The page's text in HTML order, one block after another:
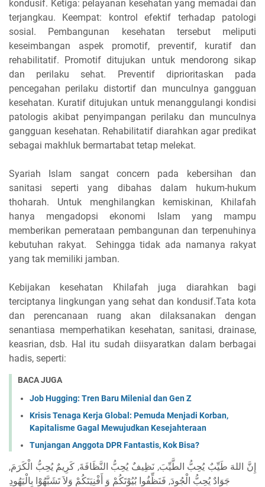
kondusif. Ketiga: pelayanan kesehatan yang memadai dan
terjangkau. Keempat: kontrol efektif terhadap patologi
sosial. Pembangunan kesehatan tersebut meliputi
keseimbangan aspek promotif, preventif, kuratif dan
rehabilitatif. Promotif ditujukan untuk mendorong sikap
dan perilaku sehat. Preventif diprioritaskan pada
pencegahan perilaku distortif dan munculnya gangguan
kesehatan. Kuratif ditujukan untuk menanggulangi kondisi
patologis akibat penyimpangan perilaku dan munculnya
gangguan kesehatan. Rehabilitatif diarahkan agar predikat
sebagai makhluk bermartabat tetap melekat.
Syariah Islam sangat concern pada kebersihan dan
sanitasi seperti yang dibahas dalam hukum-hukum
thoharah. Untuk menghilangkan kemiskinan, Khilafah
hanya mengadopsi ekonomi Islam yang mampu
memberikan pemerataan pembangunan dan terpenuhinya
kebutuhan rakyat. Sehingga tidak ada namanya rakyat
yang tak memiliki jamban.
Kebijakan kesehatan Khilafah juga diarahkan bagi
terciptanya lingkungan yang sehat dan kondusif.Tata kota
dan perencanaan ruang akan dilaksanakan dengan
senantiasa memperhatikan kesehatan, sanitasi, drainase,
keasrian, dsb. Hal itu sudah diisyaratkan dalam berbagai
hadis, seperti:
BACA JUGA
Job Hugging: Tren Baru Milenial dan Gen Z
Krisis Tenaga Kerja Global: Pemuda Menjadi Korban,
Kapitalisme Gagal Mewujudkan Kesejahteraan
Tunjangan Anggota DPR Fantastis, Kok Bisa?
إِنَّ اللهَ طَيِّبٌ يُحِبُّ الطَّيِّبَ, نَظِيفٌ يُحِبُّ النَّظَافَةَ, كَرِيمٌ يُحِبُّ الْكَرَمَ,
جَوَادٌ يُحِبُّ الْجُودَ, فَنَظِّفُوا بُيُوْتَكُمْ وَ أَفْنِيَتَكُمْ وَلاَ تَشَبَّهُوْا بِالْيَهُودِ